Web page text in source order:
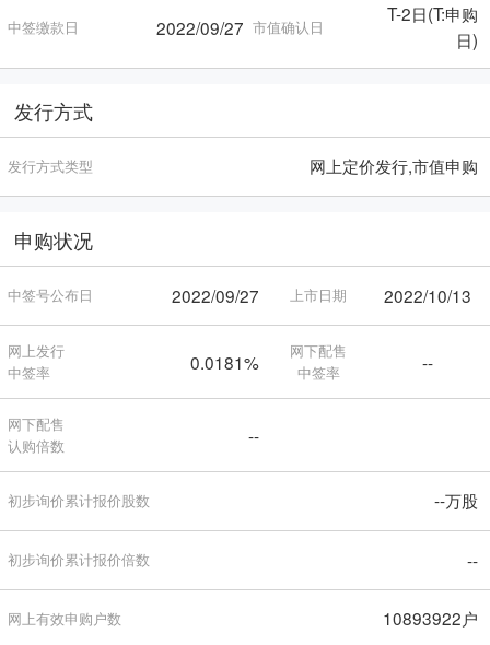
中签缴款日 2022/09/27 市值确认日
T-2日(T:申购
日)
发行方式
发行方式类型 网上定价发行,市值申购
申购状况
中签号公布日 2022/09/27 上市日期 2022/10/13
网上发行
中签率
0.0181%
网下配售
中签率
--
网下配售
认购倍数
--
初步询价累计报价股数 --万股
初步询价累计报价倍数 --
网上有效申购户数 10893922户